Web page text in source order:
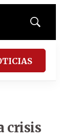
Mostrar
crisis